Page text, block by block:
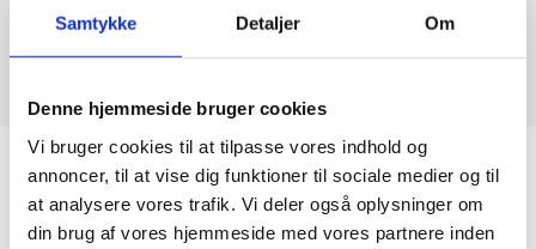
Samtykke Detaljer Om
Denne hjemmeside bruger cookies
Vi bruger cookies til at tilpasse vores indhold og
annoncer, til at vise dig funktioner til sociale medier og til
at analysere vores trafik. Vi deler også oplysninger om
din brug af vores hjemmeside med vores partnere inden
70 06 eller mail engelbrechtbiler@gmail.com